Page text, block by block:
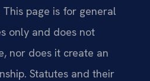
This page is for general
only and does not
nor does it create an
Statutes and their